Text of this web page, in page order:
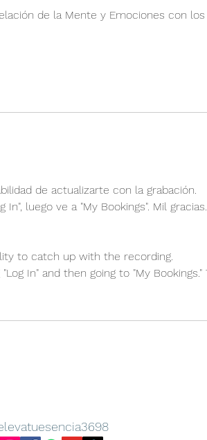
de la Mente y Emociones con
de actualizarte con la grabación.
luego ve a "My Bookings". Mil gracias.
to catch up with the recording.
In" and then going to "My Bookings."